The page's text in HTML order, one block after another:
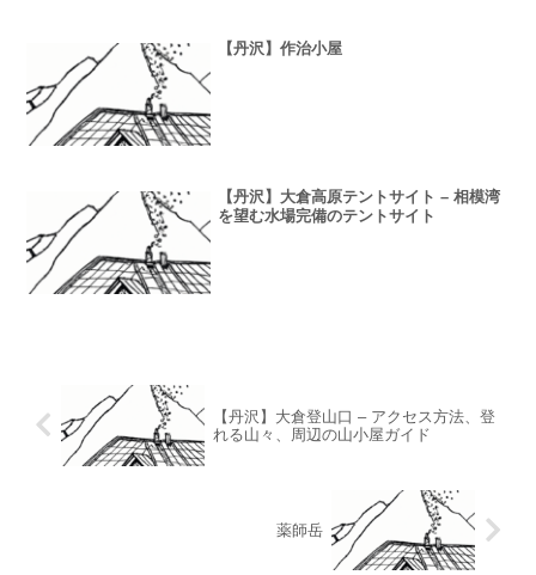
【丹沢】作治小屋
【丹沢】大倉高原テントサイト – 相模湾
を望む水場完備のテントサイト
【丹沢】大倉登山口 – アクセス方法、登
れる山々、周辺の山小屋ガイド
薬師岳